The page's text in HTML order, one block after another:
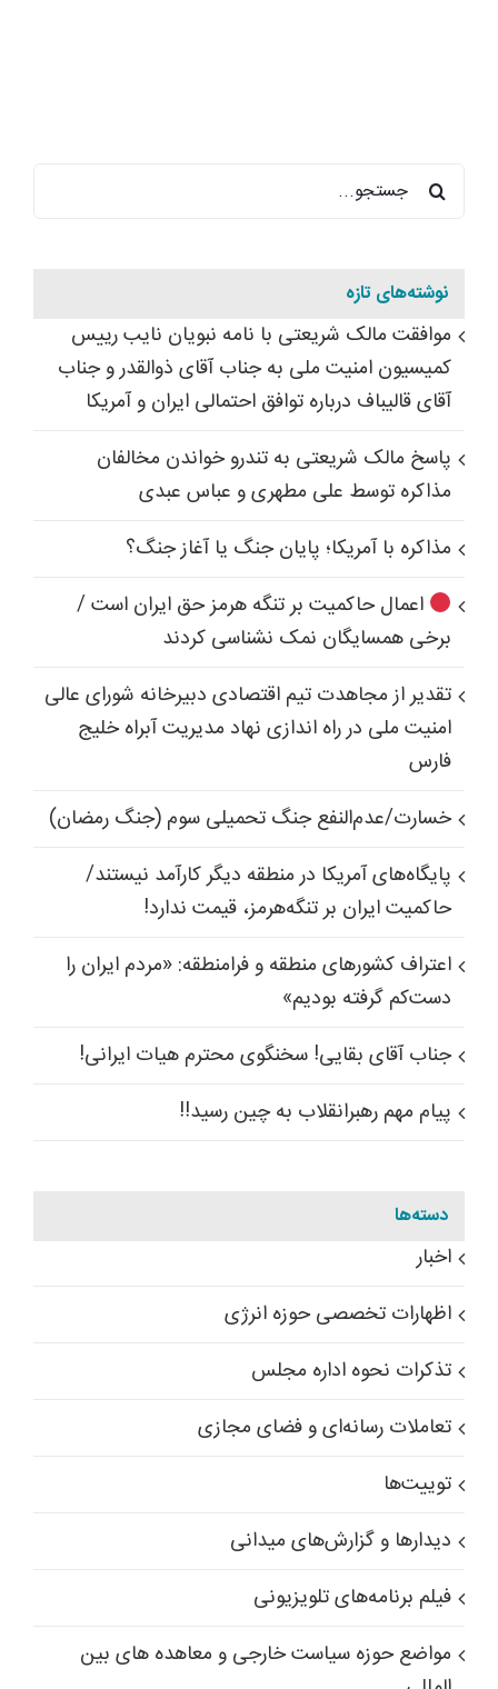
جستجو
برای:
نوشته‌های تازه
موافقت مالک شریعتی با نامه نبویان نایب رییس
کمیسیون امنیت ملی به جناب آقای ذوالقدر و جناب
آقای قالیباف درباره توافق احتمالی ایران و آمریکا
پاسخ مالک شریعتی به تندرو خواندن مخالفان
مذاکره توسط علی مطهری و عباس عبدی
مذاکره با آمریکا؛ پایان جنگ یا آغاز جنگ؟
اعمال حاکمیت بر تنگه هرمز حق ایران است /
برخی همسایگان نمک نشناسی کردند
تقدیر از مجاهدت تیم اقتصادی دبیرخانه شورای عالی
امنیت ملی در راه اندازی نهاد مدیریت آبراه خلیج
فارس
خسارت/عدم‌النفع جنگ تحمیلی سوم (جنگ رمضان)
پایگاه‌های آمریکا در منطقه دیگر کارآمد نیستند/
حاکمیت ایران بر تنگه‌هرمز، قیمت ندارد!
اعتراف کشورهای منطقه و فرامنطقه: «مردم ایران را
دست‌کم گرفته بودیم»
جناب آقای بقایی! سخنگوی محترم هیات ایرانی!
پیام مهم رهبرانقلاب به چین رسید!!
دسته‌ها
اخبار
اظهارات تخصصی حوزه انرژی
تذکرات نحوه اداره مجلس
تعاملات رسانه‌ای و فضای مجازی
توییت‌ها
دیدارها و گزارش‌های میدانی
فیلم برنامه‌های تلویزیونی
مواضع حوزه سیاست خارجی و معاهده های بین